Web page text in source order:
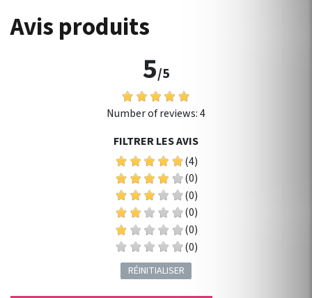
Avis produits
5/5
Number of reviews:4
FILTRER LES AVIS
(4)
(0)
(0)
(0)
(0)
(0)
RÉINITIALISER